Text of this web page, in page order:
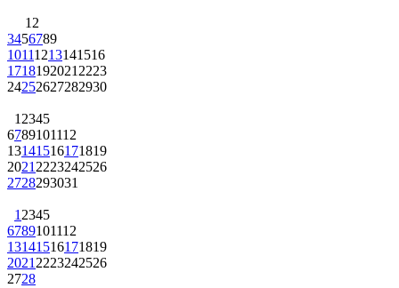
1 2
3456789
10111213141516
1718192021 2223
24252627282930
1 2345
6789101112
13141516171819
2021 2223242526
2728293031
1 2345
6789101112
13141516171819
2021 2223242526
2728